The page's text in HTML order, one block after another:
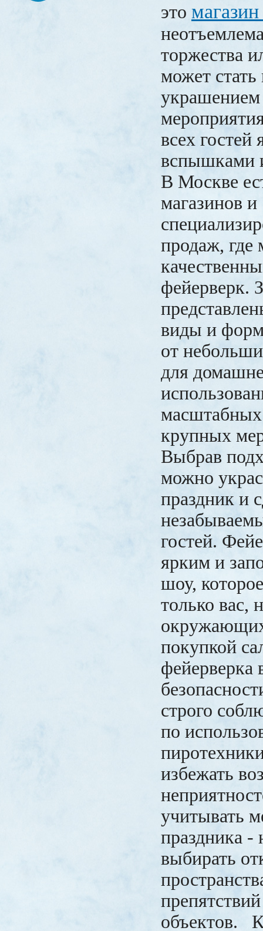
это
торжества
может
всех гостей
вспышками
В Москве
магазинов и
продаж, где
фейерверк.
виды и
от
для
крупных
Выбрав
можно
праздник и
гостей.
ярким и
шоу,
только вас,
покупкой
фейерверка
строго
по
избежать
учитывать
праздника -
выбирать
объектов.